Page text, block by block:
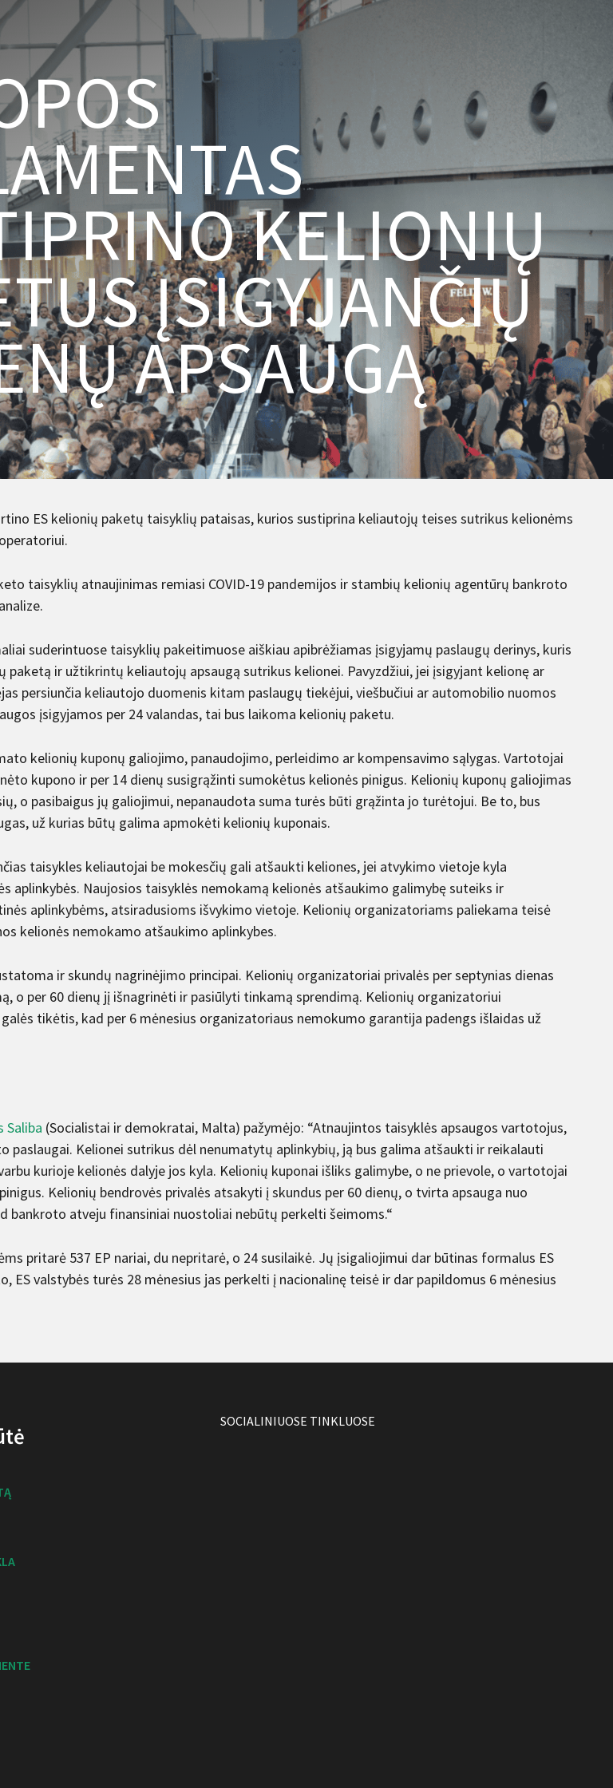
KELIONIŲ
ĮSIGYJANČIŲ
APSAUGĄ
ES kelionių paketų taisyklių pataisas, kurios sustiprina keliautojų teises sutrikus kelionėms
taisyklių atnaujinimas remiasi COVID-19 pandemijos ir stambių kelionių agentūrų bankroto
suderintuose taisyklių pakeitimuose aiškiau apibrėžiamas įsigyjamų paslaugų derinys, kuris
paketą ir užtikrintų keliautojų apsaugą sutrikus kelionei. Pavyzdžiui, jei įsigyjant kelionę ar
persiunčia keliautojo duomenis kitam paslaugų tiekėjui, viešbučiui ar automobilio nuomos
įsigyjamos per 24 valandas, tai bus laikoma kelionių paketu.
kelionių kuponų galiojimo, panaudojimo, perleidimo ar kompensavimo sąlygas. Vartotojai
kupono ir per 14 dienų susigrąžinti sumokėtus kelionės pinigus. Kelionių kuponų galiojimas
o pasibaigus jų galiojimui, nepanaudota suma turės būti grąžinta jo turėtojui. Be to, bus
už kurias būtų galima apmokėti kelionių kuponais.
taisykles keliautojai be mokesčių gali atšaukti keliones, jei atvykimo vietoje kyla
aplinkybės. Naujosios taisyklės nemokamą kelionės atšaukimo galimybę suteiks ir
aplinkybėms, atsiradusioms išvykimo vietoje. Kelionių organizatoriams paliekama teisė
kelionės nemokamo atšaukimo aplinkybes.
ir skundų nagrinėjimo principai. Kelionių organizatoriai privalės per septynias dienas
o per 60 dienų jį išnagrinėti ir pasiūlyti tinkamą sprendimą. Kelionių organizatoriui
tikėtis, kad per 6 mėnesius organizatoriaus nemokumo garantija padengs išlaidas už
Saliba (Socialistai ir demokratai, Malta) pažymėjo: “Atnaujintos taisyklės apsaugos vartotojus,
paslaugai. Kelionei sutrikus dėl nenumatytų aplinkybių, ją bus galima atšaukti ir reikalauti
kurioje kelionės dalyje jos kyla. Kelionių kuponai išliks galimybe, o ne prievole, o vartotojai
Kelionių bendrovės privalės atsakyti į skundus per 60 dienų, o tvirta apsauga nuo
bankroto atveju finansiniai nuostoliai nebūtų perkelti šeimoms.“
pritarė 537 EP nariai, du nepritarė, o 24 susilaikė. Jų įsigaliojimui dar būtinas formalus ES
ES valstybės turės 28 mėnesius jas perkelti į nacionalinę teisė ir dar papildomus 6 mėnesius
SOCIALINIUOSE TINKLUOSE